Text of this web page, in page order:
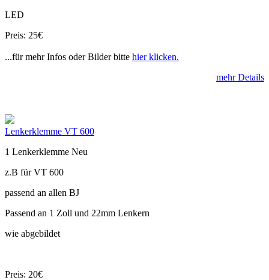
LED
Preis: 25€
...für mehr Infos oder Bilder bitte hier klicken.
mehr Details
Lenkerklemme VT 600
1 Lenkerklemme Neu
z.B für VT 600
passend an allen BJ
Passend an 1 Zoll und 22mm Lenkern
wie abgebildet
Preis: 20€